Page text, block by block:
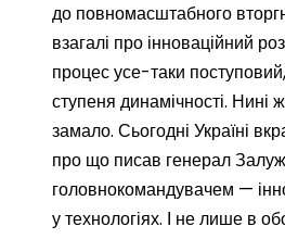
до повномасштабного
взагалі про інноваційний
процес усе-таки
ступеня динамічності. Нині
замало. Сьогодні Україні
про що писав генерал
головнокомандувачем —
у технологіях. І не лише в